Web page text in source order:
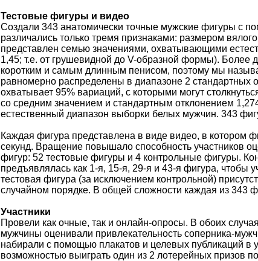
Тестовые фигуры и видео
Cоздали 343 анатомически точные мужские фигуры с
различались только тремя признаками: размером
представлен семью значениями, охватывающими
1,45; т.е. от грушевидной до V-образной формы).
коротким и самым длинным пенисом, поэтому мы
равномерно распределены в диапазоне 2 стандартных
охватывает 95% вариаций, с которыми могут
со средним значением и стандартным отклонением
естественный диапазон выборки белых мужчин. 343
Каждая фигура представлена в виде видео, в котором
секунд. Вращение повышало способность участников
фигур: 52 тестовые фигуры и 4 контрольные фигуры.
предъявлялась как 1-я, 15-я, 29-я и 43-я фигура, чтобы
тестовая фигура (за исключением контрольной)
случайном порядке. В общей сложности каждая из 343
Участники
Провели как очные, так и онлайн-опросы. В обоих
мужчины оценивали привлекательность соперника-
набирали с помощью плакатов и целевых публикаций
возможностью выиграть один из 2 лотерейных призов